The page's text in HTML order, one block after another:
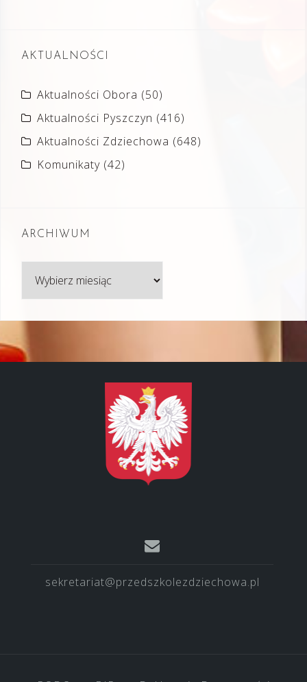
AKTUALNOŚCI
Aktualności Obora (50)
Aktualności Pyszczyn (416)
Aktualności Zdziechowa (648)
Komunikaty (42)
ARCHIWUM
sekretariat@przedszkolezdziechowa.pl